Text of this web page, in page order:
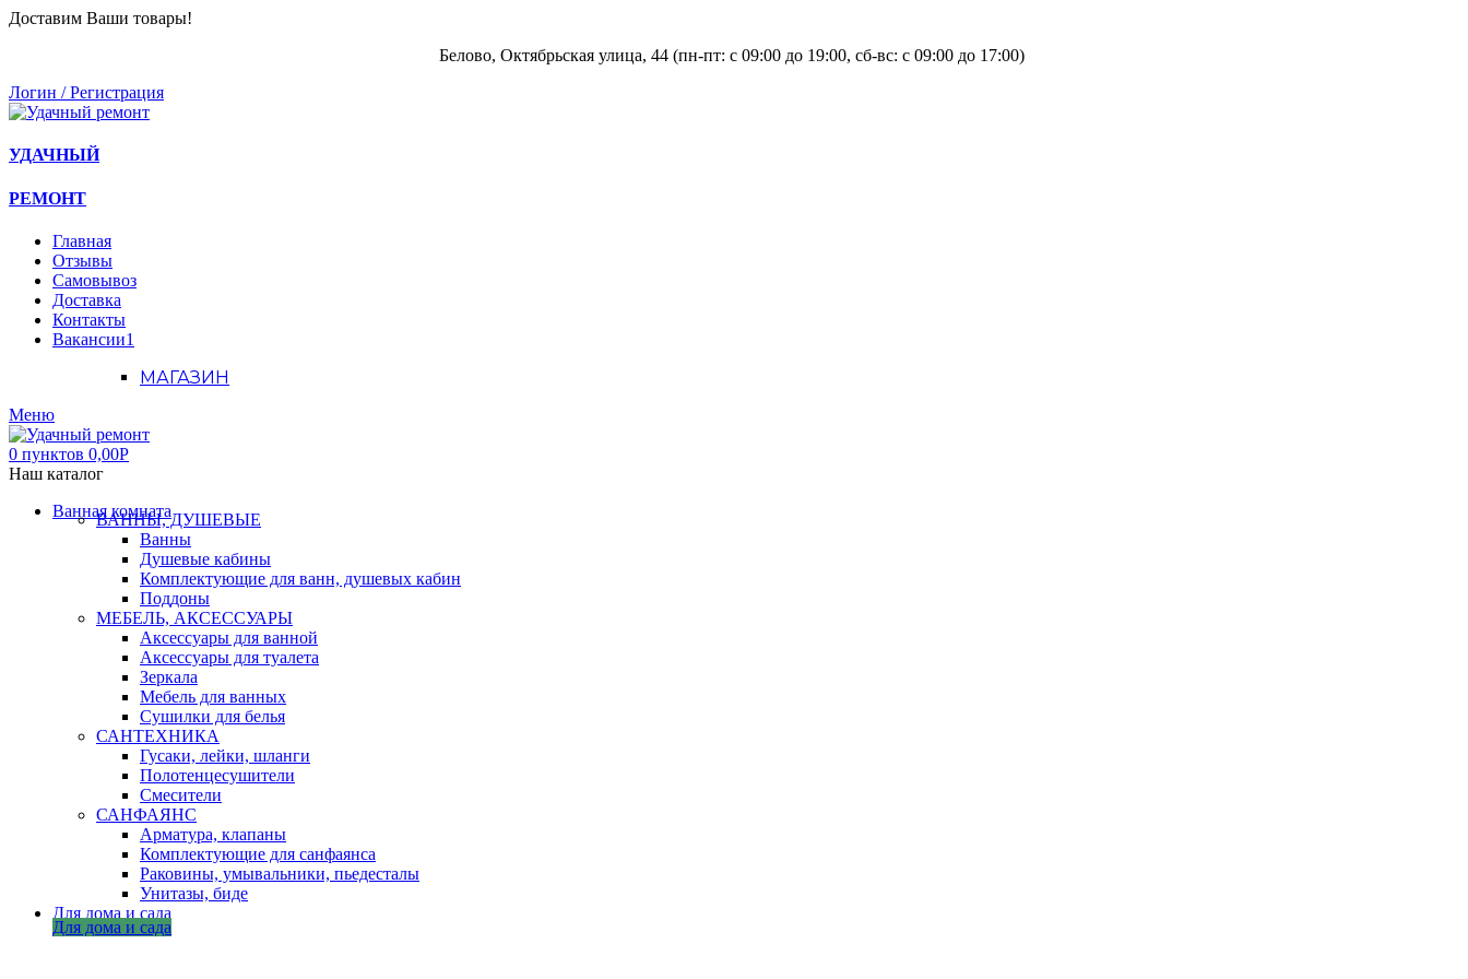
Доставим Ваши товары!
Белово, Октябрьская улица, 44 (пн-пт: с 09:00 до 19:00, сб-вс: с 09:00 до 17:00)
Логин / Регистрация
УДАЧНЫЙ
РЕМОНТ
Главная
Отзывы
Самовывоз
Доставка
Контакты
Вакансии1
МАГАЗИН
Меню
0 пунктов 0,00Р
Наш каталог
Ванная комната
ВАННЫ, ДУШЕВЫЕ
Ванны
Душевые кабины
Комплектующие для ванн, душевых кабин
Поддоны
МЕБЕЛЬ, АКСЕССУАРЫ
Аксессуары для ванной
Аксессуары для туалета
Зеркала
Мебель для ванных
Сушилки для белья
САНТЕХНИКА
Гусаки, лейки, шланги
Полотенцесушители
Смесители
САНФАЯНС
Арматура, клапаны
Комплектующие для санфаянса
Раковины, умывальники, пьедесталы
Унитазы, биде
Для дома и сада
Для дома и сада